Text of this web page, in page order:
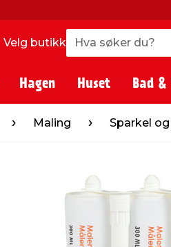
Velg butikk Hva søker du?
Hva søker du?
Hagen Huset Bad &
Sparkel og fugemasse
Maling Sparkel